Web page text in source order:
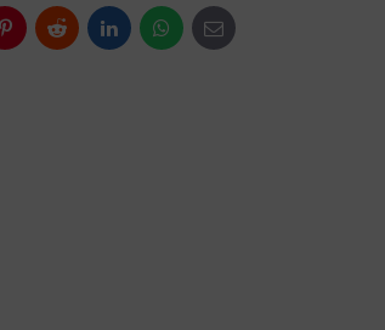
PinterestReddit LinkedInWhatsApp
E-
mail